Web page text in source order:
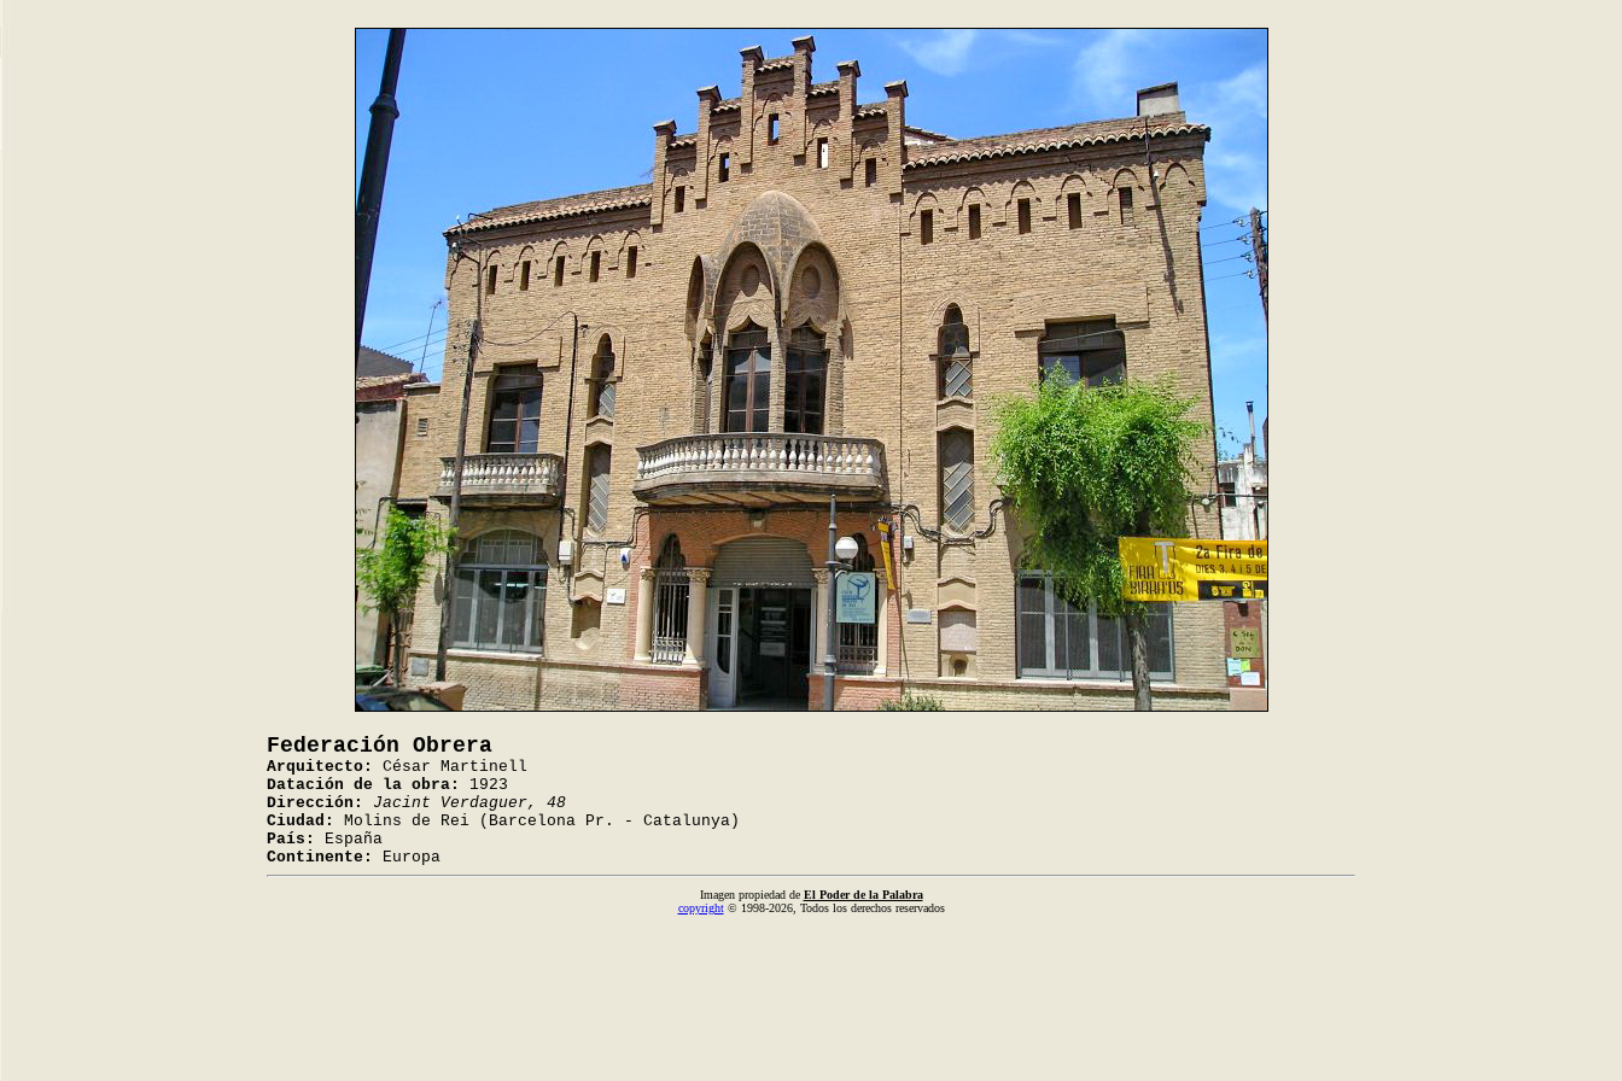
Federación Obrera
Arquitecto:
César Martinell
Datación de la obra:
1923
Dirección:
Jacint Verdaguer, 48
Ciudad:
Molins de Rei (Barcelona Pr. - Catalunya)
País:
España
Continente:
Europa
Imagen propiedad de El Poder de la Palabra
copyright© 1998-2026, Todos los derechos reservados